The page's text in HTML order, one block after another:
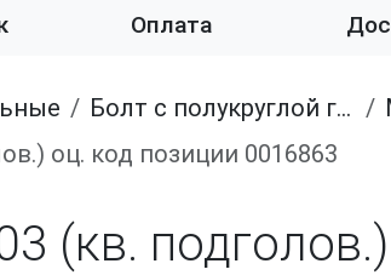
Оплата
Болт с полукруглой головкой и квадратным подголовником
оц. код позиции 0016863
(кв.